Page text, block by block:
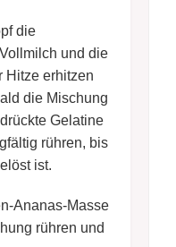
die
und die
Hitze erhitzen
die Mischung
Gelatine
rühren, bis
ist.
Ananas-Masse
rühren und